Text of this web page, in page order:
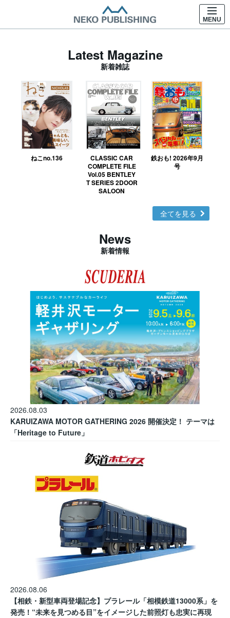
MENU
Latest Magazine
新着雑誌
ねこno.136
CLASSIC CAR
COMPLETE FILE
Vol.05 BENTLEY
T SERIES 2DOOR
SALOON
鉄おも! 2026年9月
号
全てを見る
News
新着情報
2026.08.03
KARUIZAWA MOTOR GATHERING 2026 開催決定！ テーマは
「Heritage to Future」
2026.08.06
【相鉄・新型車両登場記念】プラレール「相模鉄道13000系」を
発売！“未来を見つめる目”をイメージした前照灯も忠実に再現